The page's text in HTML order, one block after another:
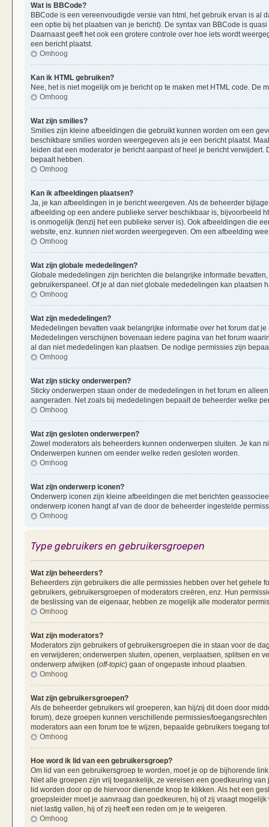
Wat is BBCode?
BBCode is een vereenvoudigde versie van html, het gebruik ervan is al
een optie bij het plaatsen van je bericht). De syntax van BBCode is
Daarnaast geeft het ook een grotere controle over hoe iets wordt
een bericht plaatst.
Omhoog
Kan ik HTML gebruiken?
Nee, het is niet mogelijk om je bericht op te maken met HTML code.
Omhoog
Wat zijn smilies?
Smilies zijn kleine afbeeldingen die gebruikt kunnen worden om een
beschikbare smilies worden weergegeven als je een bericht plaatst.
leiden dat een moderator je bericht aanpast of heel je bericht
bepaalt hebben.
Omhoog
Kan ik afbeeldingen plaatsen?
Ja, je kan afbeeldingen in je bericht weergeven. Als de beheerder
afbeelding op een andere publieke server beschikbaar is, bijvoorbeeld
is onmogelijk (tenzij het een publieke server is). Ook afbeeldingen die
website, enz. kunnen niet worden weergegeven. Om een afbeelding
Omhoog
Wat zijn globale mededelingen?
Globale mededelingen zijn berichten die belangrijke informatie
gebruikerspaneel. Of je al dan niet globale mededelingen kan plaatsen
Omhoog
Wat zijn mededelingen?
Mededelingen bevatten vaak belangrijke informatie over het forum dat
Mededelingen verschijnen bovenaan iedere pagina van het forum
al dan niet mededelingen kan plaatsen. De nodige permissies zijn
Omhoog
Wat zijn sticky onderwerpen?
Sticky onderwerpen staan onder de mededelingen in het forum en
aangeraden. Net zoals bij mededelingen bepaalt de beheerder welke
Omhoog
Wat zijn gesloten onderwerpen?
Zowel moderators als beheerders kunnen onderwerpen sluiten. Je kan
Onderwerpen kunnen om eender welke reden gesloten worden.
Omhoog
Wat zijn onderwerp iconen?
Onderwerp iconen zijn kleine afbeeldingen die met berichten
onderwerp iconen hangt af van de door de beheerder ingestelde
Omhoog
Type gebruikers en gebruikersgroepen
Wat zijn beheerders?
Beheerders zijn gebruikers die alle permissies hebben over het gehele
gebruikers, gebruikersgroepen of moderators creëren, enz. Hun
de beslissing van de eigenaar, hebben ze mogelijk alle moderator
Omhoog
Wat zijn moderators?
Moderators zijn gebruikers of gebruikersgroepen die in staan voor de
en verwijderen; onderwerpen sluiten, openen, verplaatsen, splitsen en
onderwerp afwijken (off-topic) gaan of ongepaste inhoud plaatsen.
Omhoog
Wat zijn gebruikersgroepen?
Als de beheerder gebruikers wil groeperen, kan hij/zij dit doen door
forum), deze groepen kunnen verschillende permissies/
moderators aan een forum toe te wijzen, bepaalde gebruikers toegang
Omhoog
Hoe word ik lid van een gebruikersgroep?
Om lid van een gebruikersgroep te worden, moet je op de bijhorende
Niet alle groepen zijn vrij toegankelijk, ze vereisen een goedkeuring
lid worden door op de hiervoor dienende knop te klikken. Als het een
groepsleider moet je aanvraag dan goedkeuren, hij of zij vraagt
niet lastig vallen, hij of zij heeft een reden om je te weigeren.
Omhoog